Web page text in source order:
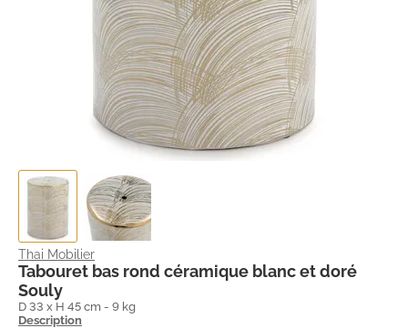
Thai Mobilier
Tabouret bas rond céramique blanc et doré
Souly
D 33 x H 45 cm - 9 kg
Description